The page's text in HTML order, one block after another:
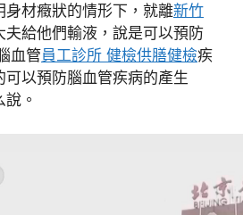
身材癥狀的情形下，就離新竹
夫給他們輸液，說是可以預防
血管員工診所 健檢供膳健檢疾
以預防腦血管疾病的產生
。